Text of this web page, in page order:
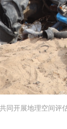
同开展地理空间评